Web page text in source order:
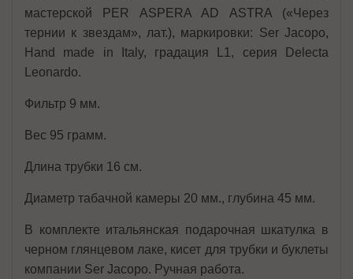
мастерской PER ASPERA AD ASTRA («Через
тернии к звездам», лат.), маркировки: Ser Jacopo,
Hand made in Italy, градация L1, серия Delecta
Leonardo.
Фильтр 9 мм.
Вес 95 грамм.
Длина трубки 16 см.
Диаметр табачной камеры 20 мм., глубина 45 мм.
В комплекте итальянская подарочная шкатулка в
черном глянцевом лаке, кисет для трубки и буклеты
компании Ser Jacopo. Ручная работа.